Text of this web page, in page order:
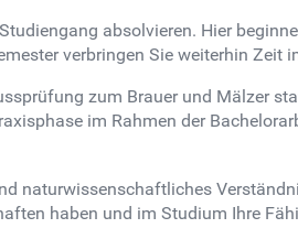
absolvieren. Hier
verbringen Sie weiterhin Zeit
zum Brauer und Mälzer
im Rahmen der
naturwissenschaftliches
haben und im Studium Ihre